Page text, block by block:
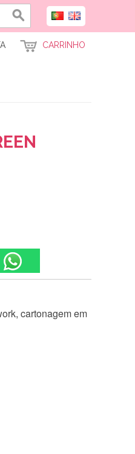
CARRINHO
cartonagem em